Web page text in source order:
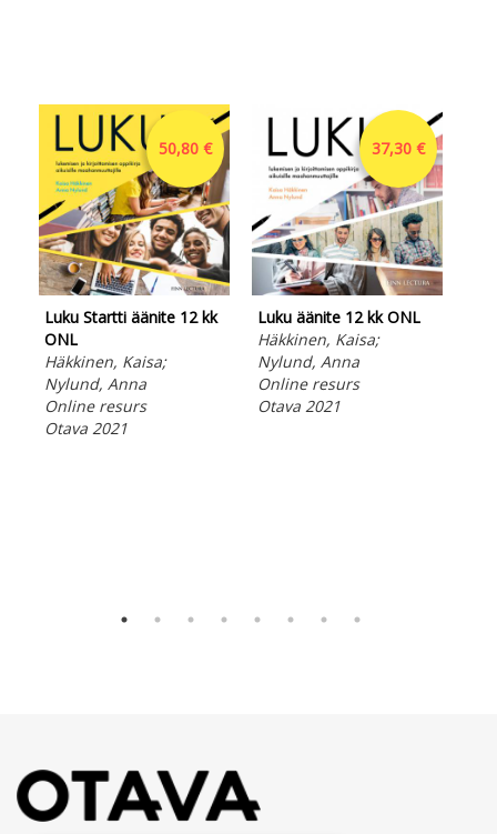
50,80 €
Luku Startti äänite 12 kk
ONL
Häkkinen, Kaisa;
Nylund, Anna
Online resurs
Otava 2021
37,30 €
Luku äänite 12 kk ONL
Häkkinen, Kaisa;
Nylund, Anna
Online resurs
Otava 2021